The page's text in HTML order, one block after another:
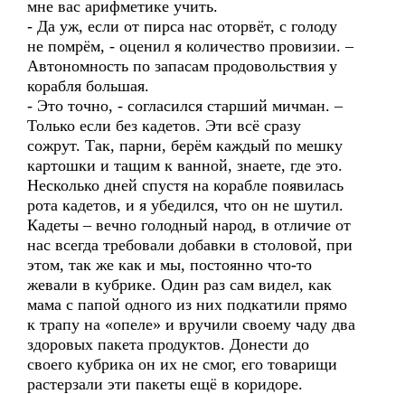
мне вас арифметике учить.
- Да уж, если от пирса нас оторвёт, с голоду
не помрём, - оценил я количество провизии. –
Автономность по запасам продовольствия у
корабля большая.
- Это точно, - согласился старший мичман. –
Только если без кадетов. Эти всё сразу
сожрут. Так, парни, берём каждый по мешку
картошки и тащим к ванной, знаете, где это.
Несколько дней спустя на корабле появилась
рота кадетов, и я убедился, что он не шутил.
Кадеты – вечно голодный народ, в отличие от
нас всегда требовали добавки в столовой, при
этом, так же как и мы, постоянно что-то
жевали в кубрике. Один раз сам видел, как
мама с папой одного из них подкатили прямо
к трапу на «опеле» и вручили своему чаду два
здоровых пакета продуктов. Донести до
своего кубрика он их не смог, его товарищи
растерзали эти пакеты ещё в коридоре.